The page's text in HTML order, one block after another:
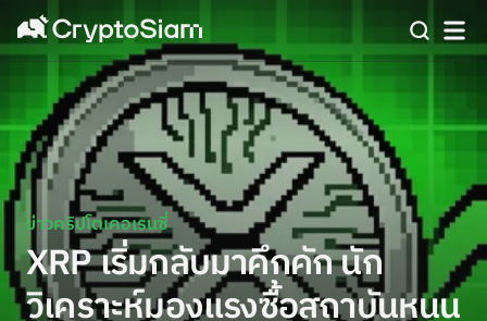
ข่าวคริปโตเคอเรนซี่
XRP เริ่มกลับมาคึกคัก นัก
วิเคราะห์มองแรงซื้อสถาบันหนุน